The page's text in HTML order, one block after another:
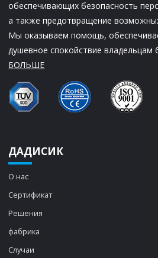
обеспечивающих безопасность
а также предотвращение
Мы оказываем помощь,
душевное спокойствие владельцам
БОЛЬШЕ
ДАДИСИК
О нас
Сертификат
Решения
фабрика
Случаи